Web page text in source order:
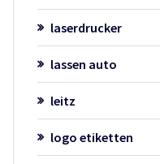
laserdrucker
lassen auto
leitz
logo etiketten